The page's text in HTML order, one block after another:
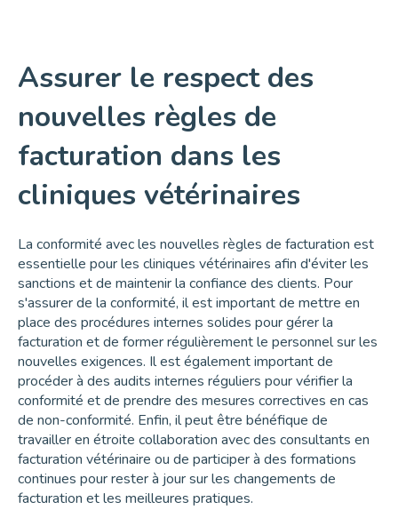
Assurer le respect des
nouvelles règles de
facturation dans les
cliniques vétérinaires
La conformité avec les nouvelles règles de facturation est
essentielle pour les cliniques vétérinaires afin d'éviter les
sanctions et de maintenir la confiance des clients. Pour
s'assurer de la conformité, il est important de mettre en
place des procédures internes solides pour gérer la
facturation et de former régulièrement le personnel sur les
nouvelles exigences. Il est également important de
procéder à des audits internes réguliers pour vérifier la
conformité et de prendre des mesures correctives en cas
de non-conformité. Enfin, il peut être bénéfique de
travailler en étroite collaboration avec des consultants en
facturation vétérinaire ou de participer à des formations
continues pour rester à jour sur les changements de
facturation et les meilleures pratiques.